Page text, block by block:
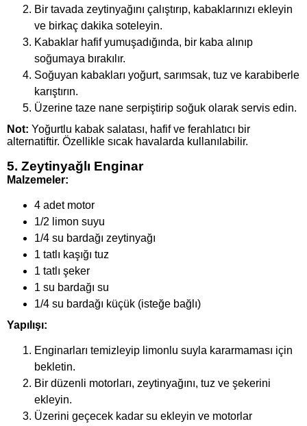
Bir tavada zeytinyağını çalıştırıp, kabaklarınızı ekleyin
ve birkaç dakika soteleyin.
Kabaklar hafif yumuşadığında, bir kaba alınıp
soğumaya bırakılır.
Soğuyan kabakları yoğurt, sarımsak, tuz ve karabiberle
karıştırın.
Üzerine taze nane serpiştirip soğuk olarak servis edin.
Not: Yoğurtlu kabak salatası, hafif ve ferahlatıcı bir
alternatiftir. Özellikle sıcak havalarda kullanılabilir.
5. Zeytinyağlı Enginar
Malzemeler:
4 adet motor
1/2 limon suyu
1/4 su bardağı zeytinyağı
1 tatlı kaşığı tuz
1 tatlı şeker
1 su bardağı su
1/4 su bardağı küçük (isteğe bağlı)
Yapılışı:
Enginarları temizleyip limonlu suyla kararmaması için
bekletin.
Bir düzenli motorları, zeytinyağını, tuz ve şekerini
ekleyin.
Üzerini geçecek kadar su ekleyin ve motorlar